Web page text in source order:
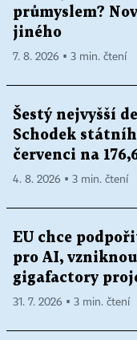
průmyslem?
jiného
7. 8. 2026 ▪ 3 min. čtení
Šestý nejvyšší
Schodek
červenci na
4. 8. 2026 ▪ 3 min. čtení
EU chce
pro AI,
gigafactory
31. 7. 2026 ▪ 3 min. čtení